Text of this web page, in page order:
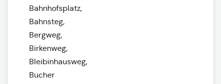
Bahnhofsplatz,
Bahnsteg,
Bergweg,
Birkenweg,
Bleibinhausweg,
Bucher